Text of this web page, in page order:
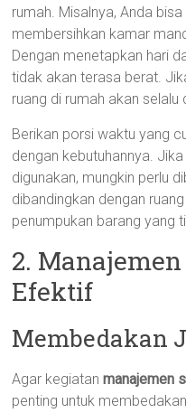
rumah. Misalnya, Anda
membersihkan kamar
Dengan menetapkan hari
tidak akan terasa berat.
ruang di rumah akan
Berikan porsi waktu yang
dengan kebutuhannya.
digunakan, mungkin perlu
dibandingkan dengan
penumpukan barang yang
2.
Efektif
Membedakan
Agar kegiatanmanajemen
penting untuk